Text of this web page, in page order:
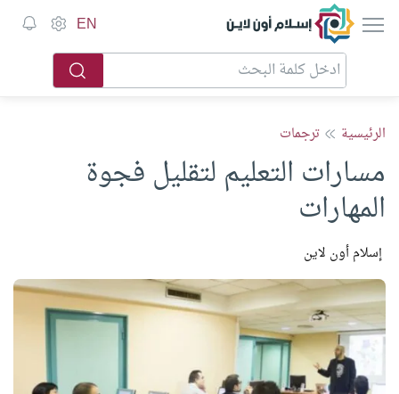
إسلام أون لاين EN
الرئيسية ترجمات
مسارات التعليم لتقليل فجوة
المهارات
إسلام أون لاين